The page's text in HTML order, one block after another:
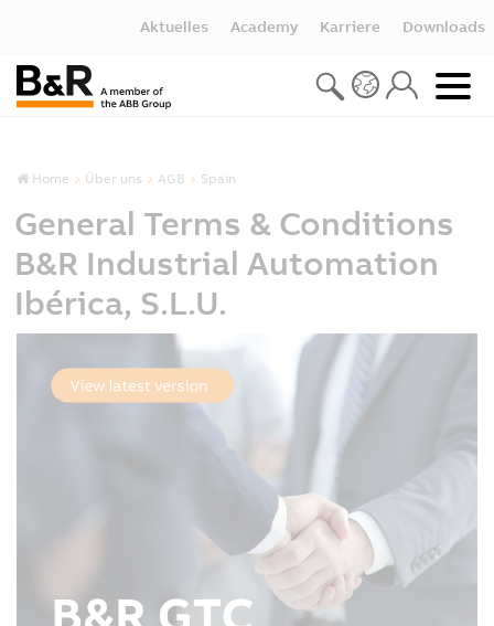
Aktuelles Academy Karriere Downloads
Home Über uns AGB Spain
General Terms & Conditions
B&R Industrial Automation
Ibérica, S.L.U.